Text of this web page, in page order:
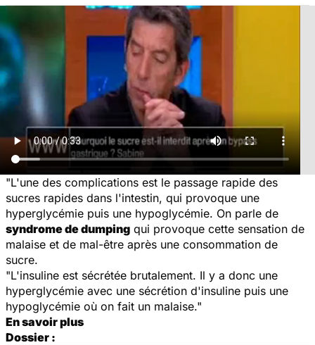
"L'une des complications est le passage rapide des
sucres rapides dans l'intestin, qui provoque une
hyperglycémie puis une hypoglycémie. On parle de
syndrome de dumping qui provoque cette sensation de
malaise et de mal-être après une consommation de
sucre.
"L'insuline est sécrétée brutalement. Il y a donc une
hyperglycémie avec une sécrétion d'insuline puis une
hypoglycémie où on fait un malaise."
En savoir plus
Dossier :